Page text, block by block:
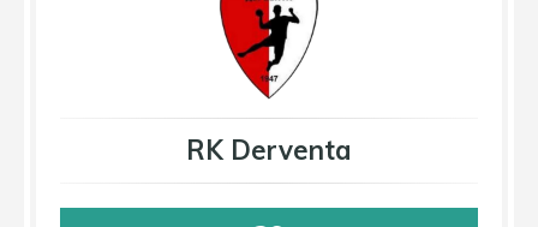
RK Derventa